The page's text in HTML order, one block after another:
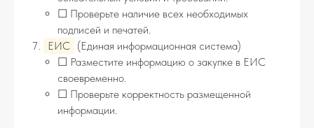
☐ Проверьте наличие всех необходимых
подписей и печатей.
ЕИС (Единая информационная система)
☐ Разместите информацию о закупке в ЕИС
своевременно.
☐ Проверьте корректность размещенной
информации.